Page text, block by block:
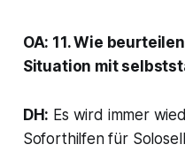
OA: 11. Wie
Situation mit
DH: Es wird immer
Soforthilfen für